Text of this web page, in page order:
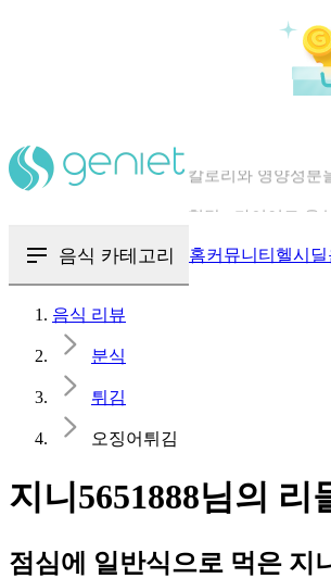
음식 카테고리 홈커뮤니티 헬시딜
음식 리뷰
분식
튀김
오징어튀김
지니5651888님의
점심에 일반식으로 먹은 지